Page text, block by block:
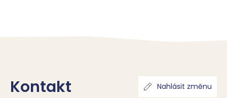
Kontakt Nahlásit změnu